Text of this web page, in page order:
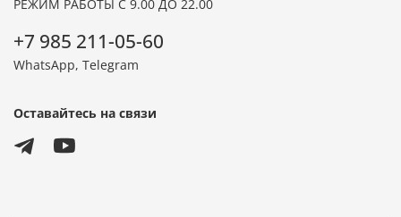
РЕЖИМ РАБОТЫ С 9.00 ДО 22.00
+7 985 211-05-60
WhatsApp, Telegram
Оставайтесь на связи